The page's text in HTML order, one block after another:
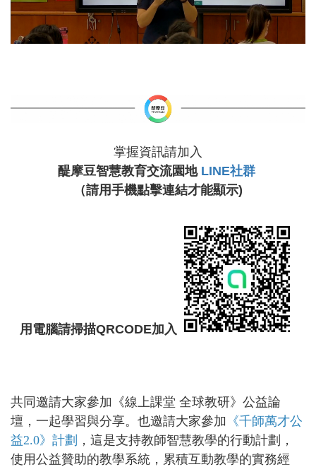
掌握資訊請加入
醍摩豆智慧教育交流園地 LINE社群
（請用手機點擊連結才能顯示)
用電腦請掃描QRCODE加入
共同邀請大家參加《線上課堂 全球教研》公益論
壇，一起學習與分享。也邀請大家參加 《千師萬才公
益2.0》計劃 ，這是支持教師智慧教學的行動計劃，
使用公益贊助的教學系統，累積互動教學的實務經